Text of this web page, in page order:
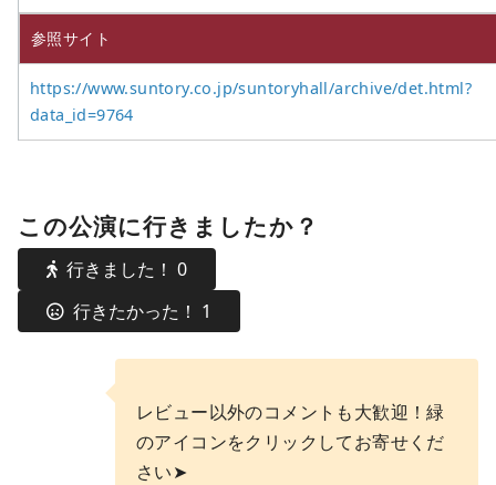
参照サイト
https://www.suntory.co.jp/suntoryhall/archive/det.html?
data_id=9764
この公演に行きましたか？
行きました！ 0
行きたかった！ 1
レビュー以外のコメントも大歓迎！緑
のアイコンをクリックしてお寄せくだ
さい➤